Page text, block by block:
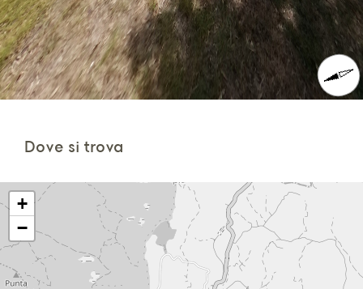
Dove si trova
+
−